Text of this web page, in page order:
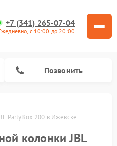
+7 (341) 265-07-04
с 10:00 до 20:00
Позвонить
PartyBox 200 в Ижевске
колонки JBL